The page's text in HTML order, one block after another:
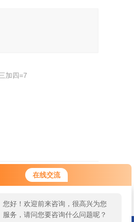
在线交流
您好！欢迎前来咨询，很高兴为您
服务，请问您要咨询什么问题呢？
加四=7